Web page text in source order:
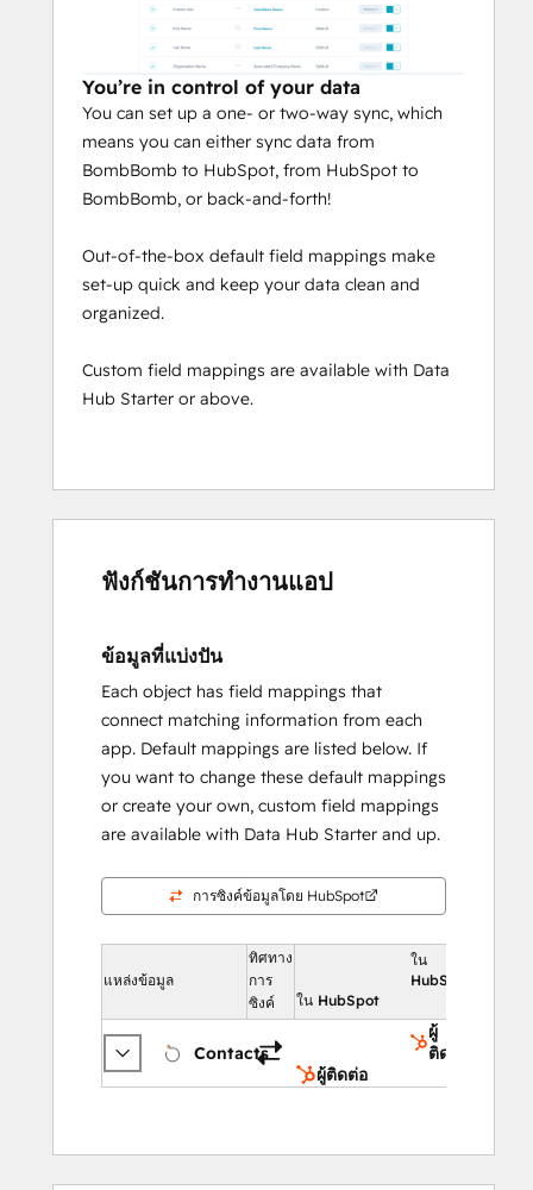
You’re in control of your data
You can set up a one- or two-way sync, which
means you can either sync data from
BombBomb to HubSpot, from HubSpot to
BombBomb, or back-and-forth!
Out-of-the-box default field mappings make
set-up quick and keep your data clean and
organized.
Custom field mappings are available with Data
Hub Starter or above.
ฟังก์ชันการทำงานแอป
ข้อมูลที่แบ่งปัน
Each object has field mappings that
connect matching information from each
app. Default mappings are listed below. If
you want to change these default mappings
or create your own, custom field mappings
are available with Data Hub Starter and up.
การซิงค์ข้อมูลโดย HubSpot
แหล่งข้อมูล
ทิศทาง
การ
ซิงค์
ใน
HubSpot
ใน HubSpot
Contacts
ผู้
ติดต่อ
ผู้ติดต่อ